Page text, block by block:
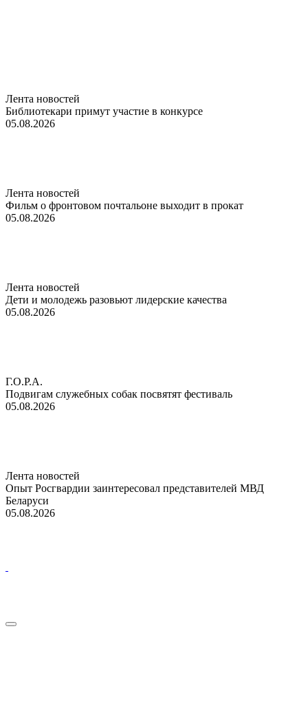
Лента новостей
Библиотекари примут участие в конкурсе
05.08.2026
Лента новостей
Фильм о фронтовом почтальоне выходит в прокат
05.08.2026
Лента новостей
Дети и молодежь разовьют лидерские качества
05.08.2026
Г.О.Р.А.
Подвигам служебных собак посвятят фестиваль
05.08.2026
Лента новостей
Опыт Росгвардии заинтересовал представителей МВД
Беларуси
05.08.2026